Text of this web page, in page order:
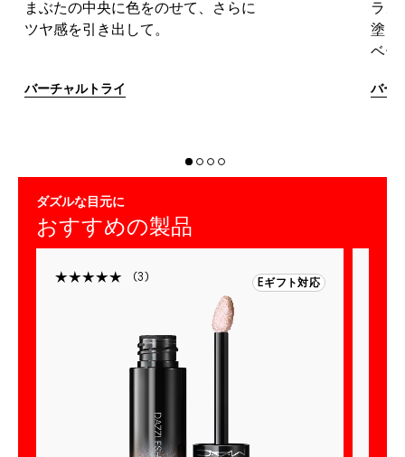
まぶたの中央に色をのせて、さらに
ツヤ感を引き出して。
バーチャルトライ
ラメ
塗っ
ベー
バー
ダズルな目元に
おすすめの製品
3 Eギフト対応